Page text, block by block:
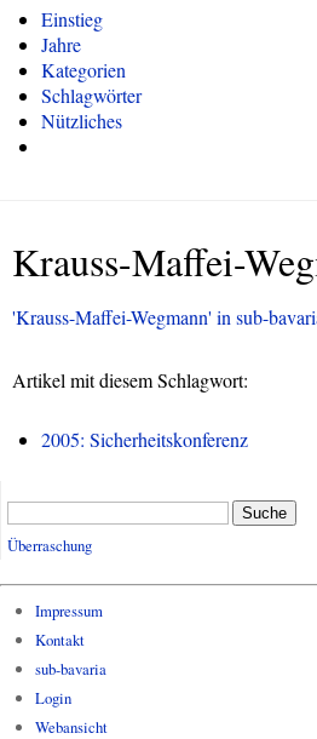
Einstieg
Jahre
Kategorien
Schlagwörter
Nützliches
Krauss-Maffei-
'Krauss-Maffei-Wegmann' in sub-
Artikel mit diesem Schlagwort:
2005: Sicherheitskonferenz
Suche
Überraschung
Impressum
Kontakt
sub-bavaria
Login
Webansicht